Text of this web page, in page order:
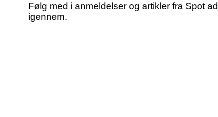
Følg med i anmeldelser og artikler fra Spot
igennem.